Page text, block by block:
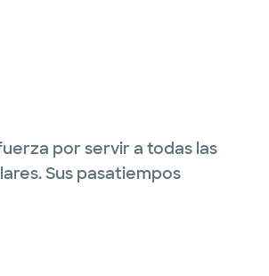
por servir a todas las
Sus pasatiempos